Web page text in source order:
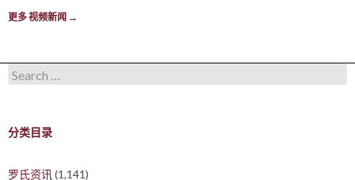
更多 视频新闻 →
Search for:
分类目录
罗氏资讯(1,141)